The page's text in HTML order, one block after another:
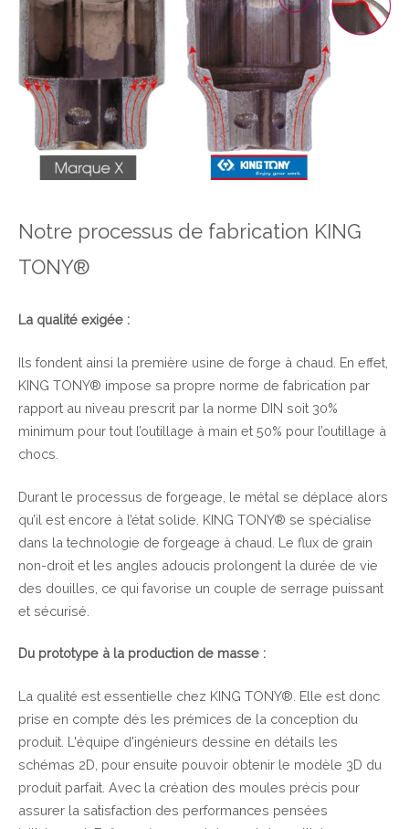
Notre processus de fabrication KING
TONY®
La qualité exigée :
Ils fondent ainsi la première usine de forge à chaud. En effet,
KING TONY® impose sa propre norme de fabrication par
rapport au niveau prescrit par la norme DIN soit 30%
minimum pour tout l’outillage à main et 50% pour l’outillage à
chocs.
Durant le processus de forgeage, le métal se déplace alors
qu’il est encore à l’état solide. KING TONY® se spécialise
dans la technologie de forgeage à chaud. Le flux de grain
non-droit et les angles adoucis prolongent la durée de vie
des douilles, ce qui favorise un couple de serrage puissant
et sécurisé.
Du prototype à la production de masse :
La qualité est essentielle chez KING TONY®. Elle est donc
prise en compte dés les prémices de la conception du
produit. L'équipe d'ingénieurs dessine en détails les
schémas 2D, pour ensuite pouvoir obtenir le modèle 3D du
produit parfait. Avec la création des moules précis pour
assurer la satisfaction des performances pensées